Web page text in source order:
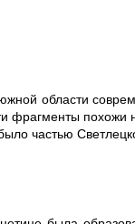
области
фрагменты похожи
частью